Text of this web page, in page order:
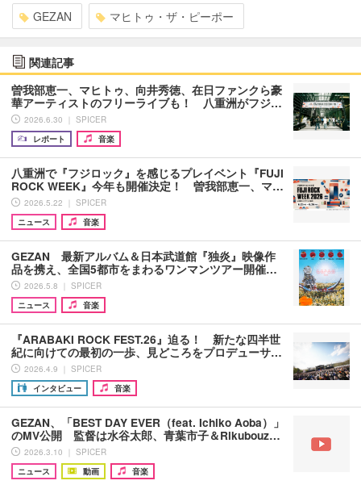
GEZAN マヒトゥ・ザ・ピーポー
関連記事
曽我部恵一、マヒトゥ、向井秀徳、在日ファンクら豪
華アーティストのフリーライブも！ 八重洲がフジ…
2026.6.30 ｜ SPICER
レポート
音楽
八重洲で『フジロック』を感じるプレイベント『FUJI
ROCK WEEK』今年も開催決定！ 曽我部恵⼀、マ…
2026.5.22 ｜ SPICER
ニュース
音楽
GEZAN 最新アルバム＆日本武道館『独炎』映像作
品を携え、全国5都市をまわるワンマンツアー開催…
2026.5.8 ｜ SPICER
ニュース
音楽
『ARABAKI ROCK FEST.26』迫る！ 新たな四半世
紀に向けての最初の一歩、見どころをプロデューサ…
2026.4.9 ｜ SPICER
インタビュー
音楽
GEZAN、「BEST DAY EVER（feat. Ichiko Aoba）」
のMV公開 監督は水谷太郎、青葉市子＆Rikubouz…
2026.3.10 ｜ SPICER
ニュース
動画 音楽